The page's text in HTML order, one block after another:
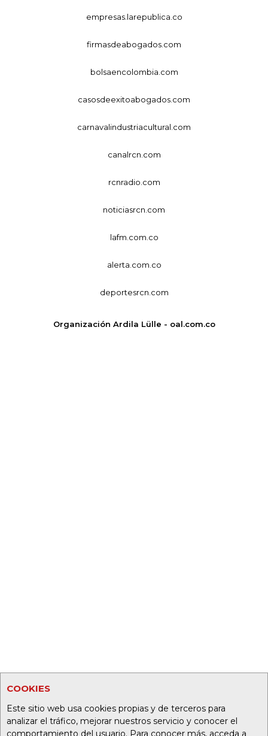
COOKIES
Este sitio web usa cookies propias y de terceros para
analizar el tráfico, mejorar nuestros servicio y conocer el
comportamiento del usuario. Para conocer más, acceda a
empresas.larepublica.co
firmasdeabogados.com
bolsaencolombia.com
casosdeexitoabogados.com
carnavalindustriacultural.com
canalrcn.com
rcnradio.com
noticiasrcn.com
lafm.com.co
alerta.com.co
deportesrcn.com
Organización Ardila Lülle - oal.com.co